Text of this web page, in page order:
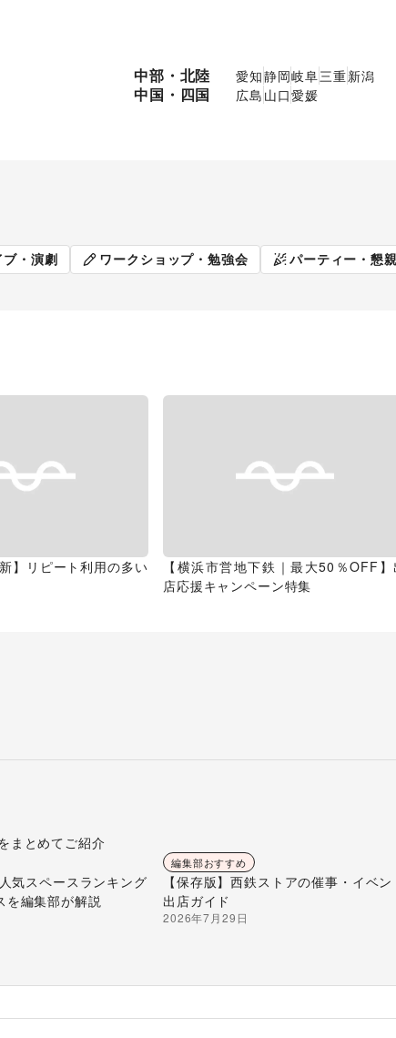
中部・北陸 愛知静岡岐阜三重新潟
中国・四国 広島 山口愛媛
販促イベント 展示会・個展
・演劇 ワークショップ・勉強会 パーティー・懇
】リピート利用の多い
【横浜市営地下鉄｜最大50％OFF】
店応援キャンペーン特集
まとめてご紹介
気スペースランキング
を編集部が解説
編集部おすすめ
【保存版】西鉄ストアの催事・イベン
出店ガイド
2026年7月29日